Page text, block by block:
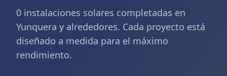
0 instalaciones solares completadas en
Yunquera y alrededores. Cada proyecto está
diseñado a medida para el máximo
rendimiento.